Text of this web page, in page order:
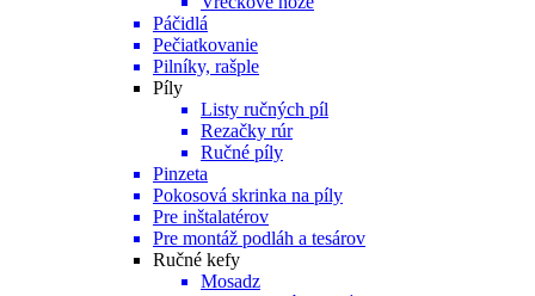
Páčidlá
Pečiatkovanie
Pilníky, rašple
Píly
Listy ručných píl
Rezačky rúr
Ručné píly
Pinzeta
Pokosová skrinka na píly
Pre inštalatérov
Pre montáž podláh a tesárov
Ručné kefy
Mosadz